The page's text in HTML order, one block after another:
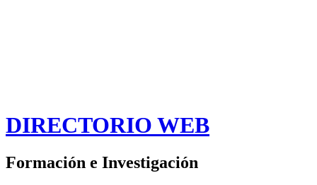
DIRECTORIO WEB
Formación e Investigación